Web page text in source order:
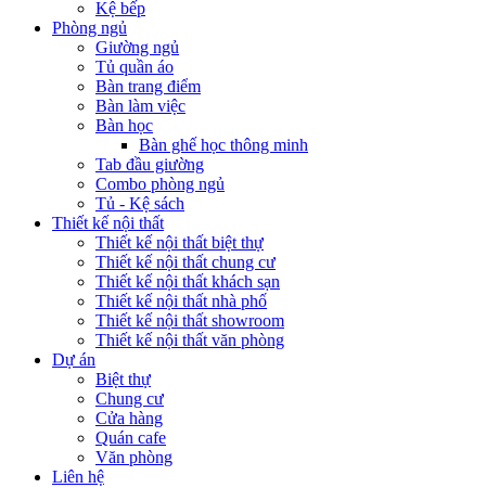
Kệ bếp
Phòng ngủ
Giường ngủ
Tủ quần áo
Bàn trang điểm
Bàn làm việc
Bàn học
Bàn ghế học thông minh
Tab đầu giường
Combo phòng ngủ
Tủ - Kệ sách
Thiết kế nội thất
Thiết kế nội thất biệt thự
Thiết kế nội thất chung cư
Thiết kế nội thất khách sạn
Thiết kế nội thất nhà phố
Thiết kế nội thất showroom
Thiết kế nội thất văn phòng
Dự án
Biệt thự
Chung cư
Cửa hàng
Quán cafe
Văn phòng
Liên hệ